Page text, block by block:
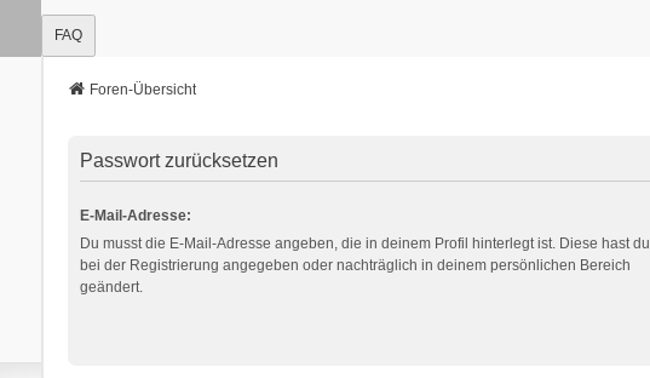
FAQ
Foren-Übersicht
Passwort zurücksetzen
E-Mail-Adresse:
Du musst die E-Mail-Adresse angeben, die in deinem Profil hinterlegt ist. Diese hast du
bei der Registrierung angegeben oder nachträglich in deinem persönlichen Bereich
geändert.